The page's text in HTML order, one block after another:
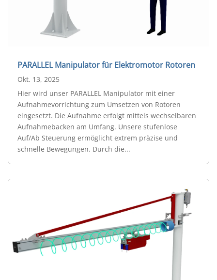
PARALLEL Manipulator für Elektromotor Rotoren
Okt. 13, 2025
Hier wird unser PARALLEL Manipulator mit einer
Aufnahmevorrichtung zum Umsetzen von Rotoren
eingesetzt. Die Aufnahme erfolgt mittels wechselbaren
Aufnahmebacken am Umfang. Unsere stufenlose
Auf/Ab Steuerung ermöglicht extrem präzise und
schnelle Bewegungen. Durch die...